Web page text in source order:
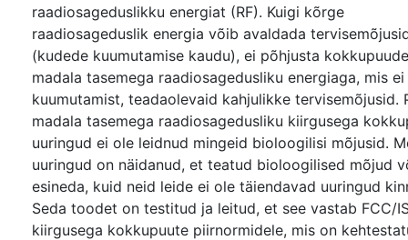
raadiosageduslikku energiat (RF). Kuigi kõrge
raadiosageduslik energia võib avaldada
(kudede kuumutamise kaudu), ei põhjusta kokkupuude
madala tasemega raadiosagedusliku energiaga, mis
kuumutamist, teadaolevaid kahjulikke tervisemõjusid.
madala tasemega raadiosagedusliku kiirgusega
uuringud ei ole leidnud mingeid bioloogilisi mõjusid.
uuringud on näidanud, et teatud bioloogilised mõjud
esineda, kuid neid leide ei ole täiendavad uuringud
Seda toodet on testitud ja leitud, et see vastab FCC/
kiirgusega kokkupuute piirnormidele, mis on